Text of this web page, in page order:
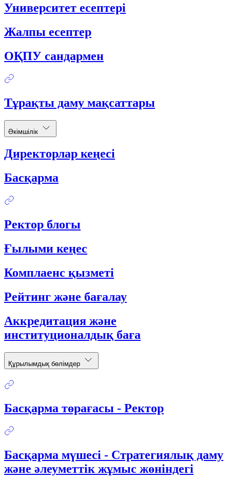
Университет есептері
Жалпы есептер
ОҚПУ сандармен
Тұрақты даму мақсаттары
Әкімшілік
Директорлар кеңесі
Басқарма
Ректор блогы
Ғылыми кеңес
Комплаенс қызметі
Рейтинг және бағалау
Аккредитация және
институционалдық баға
Құрылымдық бөлімдер
Басқарма төрағасы - Ректор
Басқарма мүшесі - Стратегиялық даму
және әлеуметтік жұмыс жөніндегі